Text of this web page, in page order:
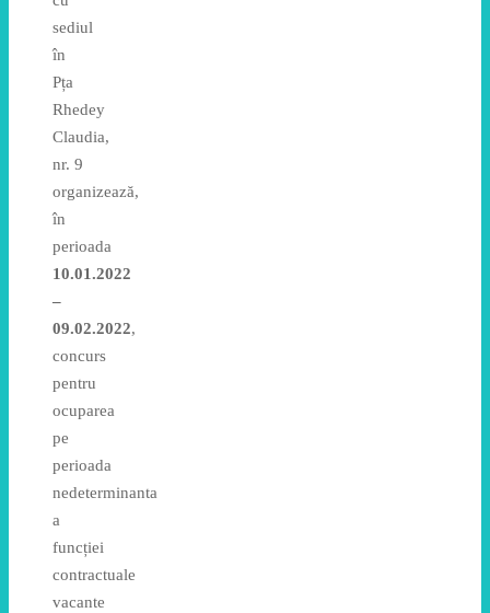
sediul
în
Pța
Rhedey
Claudia,
nr. 9
organizează,
în
perioada
10.01.2022
–
09.02.2022,
concurs
pentru
ocuparea
pe
perioada
nedeterminanta
a
funcției
contractuale
vacante